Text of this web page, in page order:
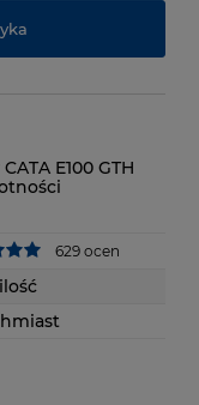
E100 GTH
629 ocen